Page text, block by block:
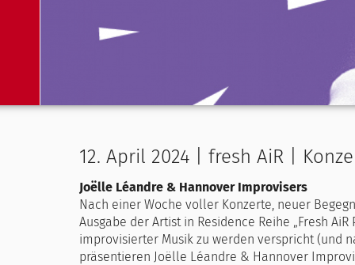
12. April 2024 | fresh AiR |
Joëlle Léandre & Hannover Improvisers
Nach einer Woche voller Konzerte, neuer
Ausgabe der Artist in Residence Reihe „Fresh
improvisierter Musik zu werden verspricht (und
präsentieren Joëlle Léandre & Hannover